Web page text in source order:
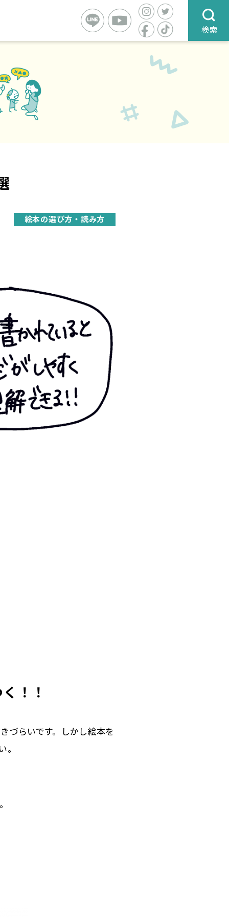
検索
絵本の選び方・読み方
！！
づらいです。しかし絵本を